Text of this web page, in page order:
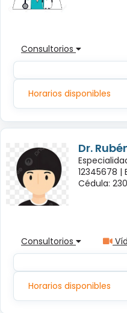
Consultorios
Horarios disponibles
Dr.
12345678 |
Cédula:
Consultorios
Horarios disponibles